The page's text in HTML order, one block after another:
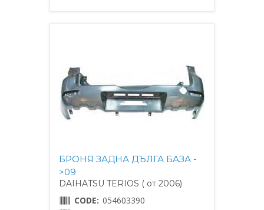
БРОНЯ ЗАДНА ДЪЛГА БАЗА -
>09
DAIHATSU TERIOS ( от 2006)
CODE: 054603390